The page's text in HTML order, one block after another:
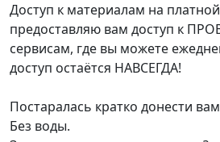
Доступ к материалам на
предоставляю вам доступ к
сервисам, где вы можете
доступ остаётся НАВСЕГДА!
Постаралась кратко донести
Без воды.